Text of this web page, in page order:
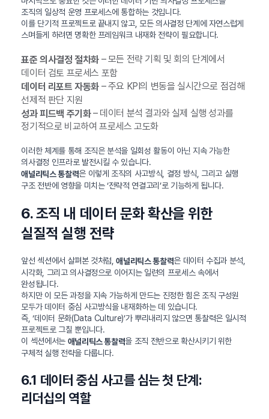
조직의 일상적 운영 프로세스에 통합하는 것입니다.
이를 단기적 프로젝트로 끝내지 않고, 모든 의사결정 단계에 자연스럽게
스며들게 하려면 명확한 프레임워크 내재화 전략이 필요합니다.
표준 의사결정 절차화– 모든 전략 기획 및 회의 단계에서
데이터 검토 프로세스 포함
데이터 리포트 자동화– 주요 KPI의 변동을 실시간으로 점검해
선제적 판단 지원
성과 피드백 주기화– 데이터 분석 결과와 실제 실행 성과를
정기적으로 비교하여 프로세스 고도화
이러한 체계를 통해 조직은 분석을 일회성 활동이 아닌 지속 가능한
의사결정 인프라로 발전시킬 수 있습니다.
애널리틱스 통찰력은 이렇게 조직의 사고방식, 결정 방식, 그리고 실행
구조 전반에 영향을 미치는 ‘전략적 연결고리’로 기능하게 됩니다.
6. 조직 내 데이터 문화 확산을 위한
실질적 실행 전략
앞선 섹션에서 살펴본 것처럼,애널리틱스 통찰력은 데이터 수집과 분석,
시각화, 그리고 의사결정으로 이어지는 일련의 프로세스 속에서
완성됩니다.
하지만 이 모든 과정을 지속 가능하게 만드는 진정한 힘은 조직 구성원
모두가 데이터 중심 사고방식을 내재화하는 데 있습니다.
즉, ‘데이터 문화(Data Culture)’가 뿌리내리지 않으면 통찰력은 일시적
프로젝트로 그칠 뿐입니다.
이 섹션에서는 애널리틱스 통찰력을 조직 전반으로 확산시키기 위한
구체적 실행 전략을 다룹니다.
6.1 데이터 중심 사고를 심는 첫 단계:
리더십의 역할